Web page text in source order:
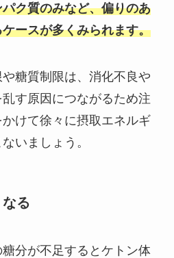
ク質のみなど、偏りのあ
ースが多くみられます。
糖質制限は、消化不良や
す原因につながるため注
けて徐々に摂取エネルギ
いましょう。
る
分が不足するとケトン体